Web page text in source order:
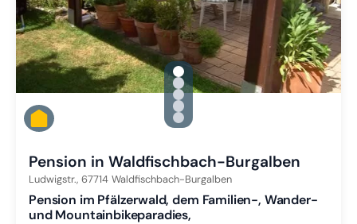
gallery.slide_selector
Zu Slide 1 wechseln
Zu Slide 2 wechseln
Zu Slide 3 wechseln
Zu Slide 4 wechseln
Zu Slide 5 wechseln
Pension in Waldfischbach-Burgalben
Ludwigstr., 67714 Waldfischbach-Burgalben
Pension im Pfälzerwald, dem Familien-, Wander-
und Mountainbikeparadies,